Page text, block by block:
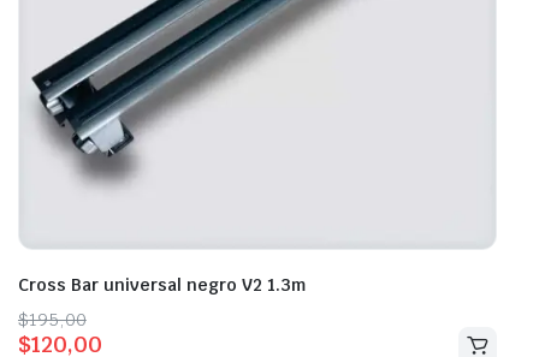
Cross Bar universal negro V2 1.3m
$195,00
Original
price
$120,00
Current
price